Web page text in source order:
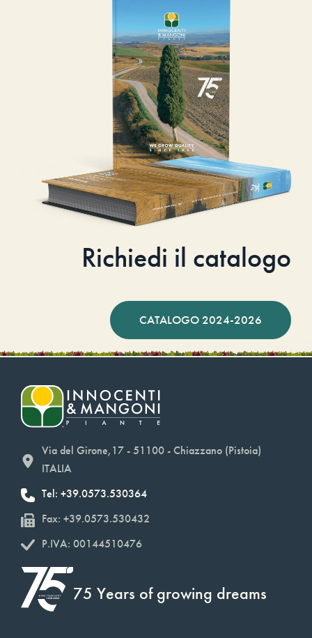
Richiedi il catalogo
CATALOGO 2024-2026
Via del Girone,17 - 51100 - Chiazzano (Pistoia)
ITALIA
Tel: +39.0573.530364
Fax: +39.0573.530432
P.IVA: 00144510476
75 Years of growing dreams